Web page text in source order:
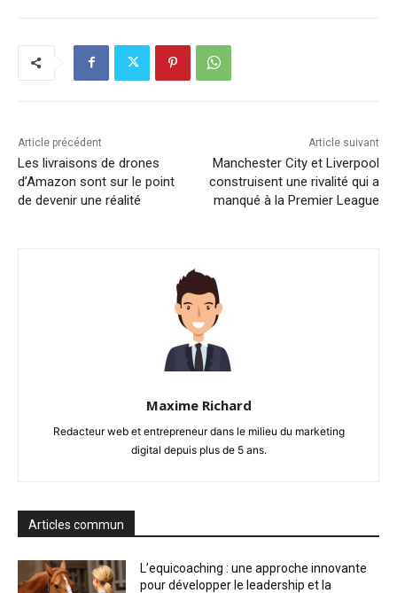
Article précédent
Les livraisons de drones
d’Amazon sont sur le point
de devenir une réalité
Article suivant
Manchester City et Liverpool
construisent une rivalité qui a
manqué à la Premier League
Maxime Richard
Redacteur web et entrepreneur dans le milieu du marketing
digital depuis plus de 5 ans.
Articles commun
L’equicoaching : une approche innovante
pour développer le leadership et la